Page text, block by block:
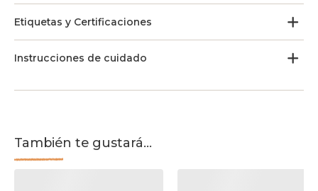
Etiquetas y Certificaciones
Instrucciones de cuidado
También te gustará...